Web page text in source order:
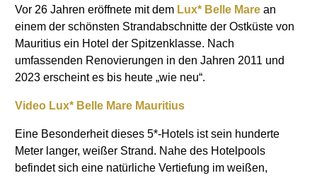
Vor 26 Jahren eröffnete mit dem Lux* Belle Mare an
einem der schönsten Strandabschnitte der Ostküste von
Mauritius ein Hotel der Spitzenklasse. Nach
umfassenden Renovierungen in den Jahren 2011 und
2023 erscheint es bis heute „wie neu“.
Video Lux* Belle Mare Mauritius
Eine Besonderheit dieses 5*-Hotels ist sein hunderte
Meter langer, weißer Strand. Nahe des Hotelpools
befindet sich eine natürliche Vertiefung im weißen,